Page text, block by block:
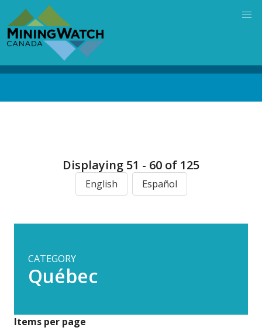
main
content
Displaying 51 - 60 of 125
English Español
CATEGORY
Québec
Items per page